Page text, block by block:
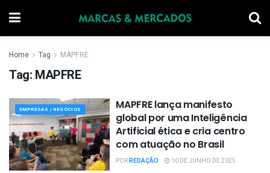
Home Tag MAPFRE
Tag: MAPFRE
EMPRESAS / NEGÓCIOS
MAPFRE lança manifesto
global por uma Inteligência
Artificial ética e cria centro
com atuação no Brasil
PORREDAÇÃO 10 DE JUNHO DE 2025